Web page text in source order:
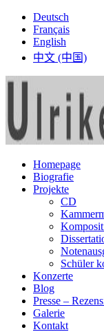
Deutsch
Français
English
中文 (中国)
Homepage
Biografie
Projekte
CD
Schüler
Konzerte
Blog
Presse –
Galerie
Kontakt